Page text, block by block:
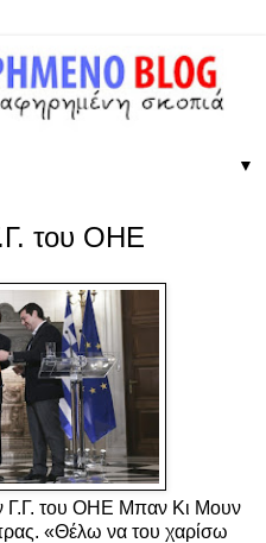
▼
του ΟΗΕ
Γ.Γ. του ΟΗΕ Μπαν Κι Μουν
«Θέλω να του χαρίσω